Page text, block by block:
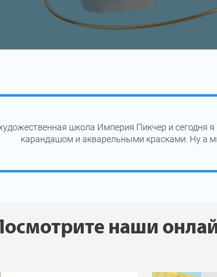
школа Империя Пикчер и сегодня
карандашом и акварельными красками. Ну а
наши